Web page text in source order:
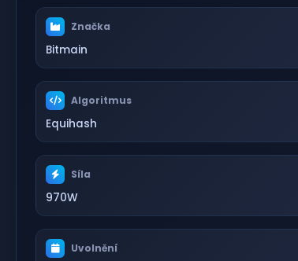
Značka
Bitmain
Algoritmus
Equihash
Síla
970W
Uvolnění